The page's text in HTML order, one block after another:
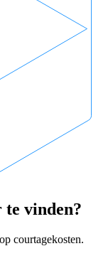
te vinden?
courtagekosten.